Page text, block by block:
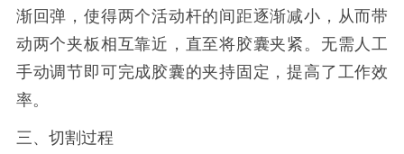
渐回弹，使得两个活动杆的间距逐渐减小，从而带
动两个夹板相互靠近，直至将胶囊夹紧。无需人工
手动调节即可完成胶囊的夹持固定，提高了工作效
率。
三、切割过程